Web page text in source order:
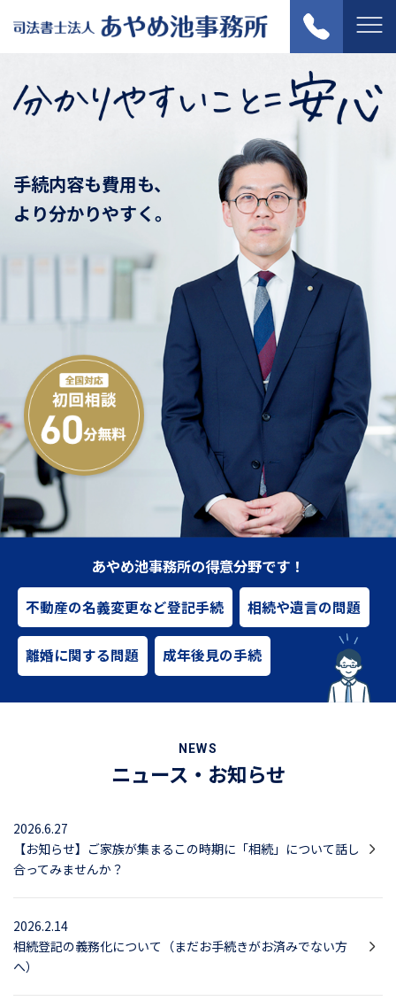
手続内容も費用も、
より分かりやすく。
あやめ池事務所の得意分野です！
不動産の名義変更など登記手続 相続や遺言の問題
離婚に関する問題 成年後見の手続
NEWS
ニュース・お知らせ
2026.6.27
【お知らせ】ご家族が集まるこの時期に「相続」について話し
合ってみませんか？
2026.2.14
相続登記の義務化について（まだお手続きがお済みでない方
へ）